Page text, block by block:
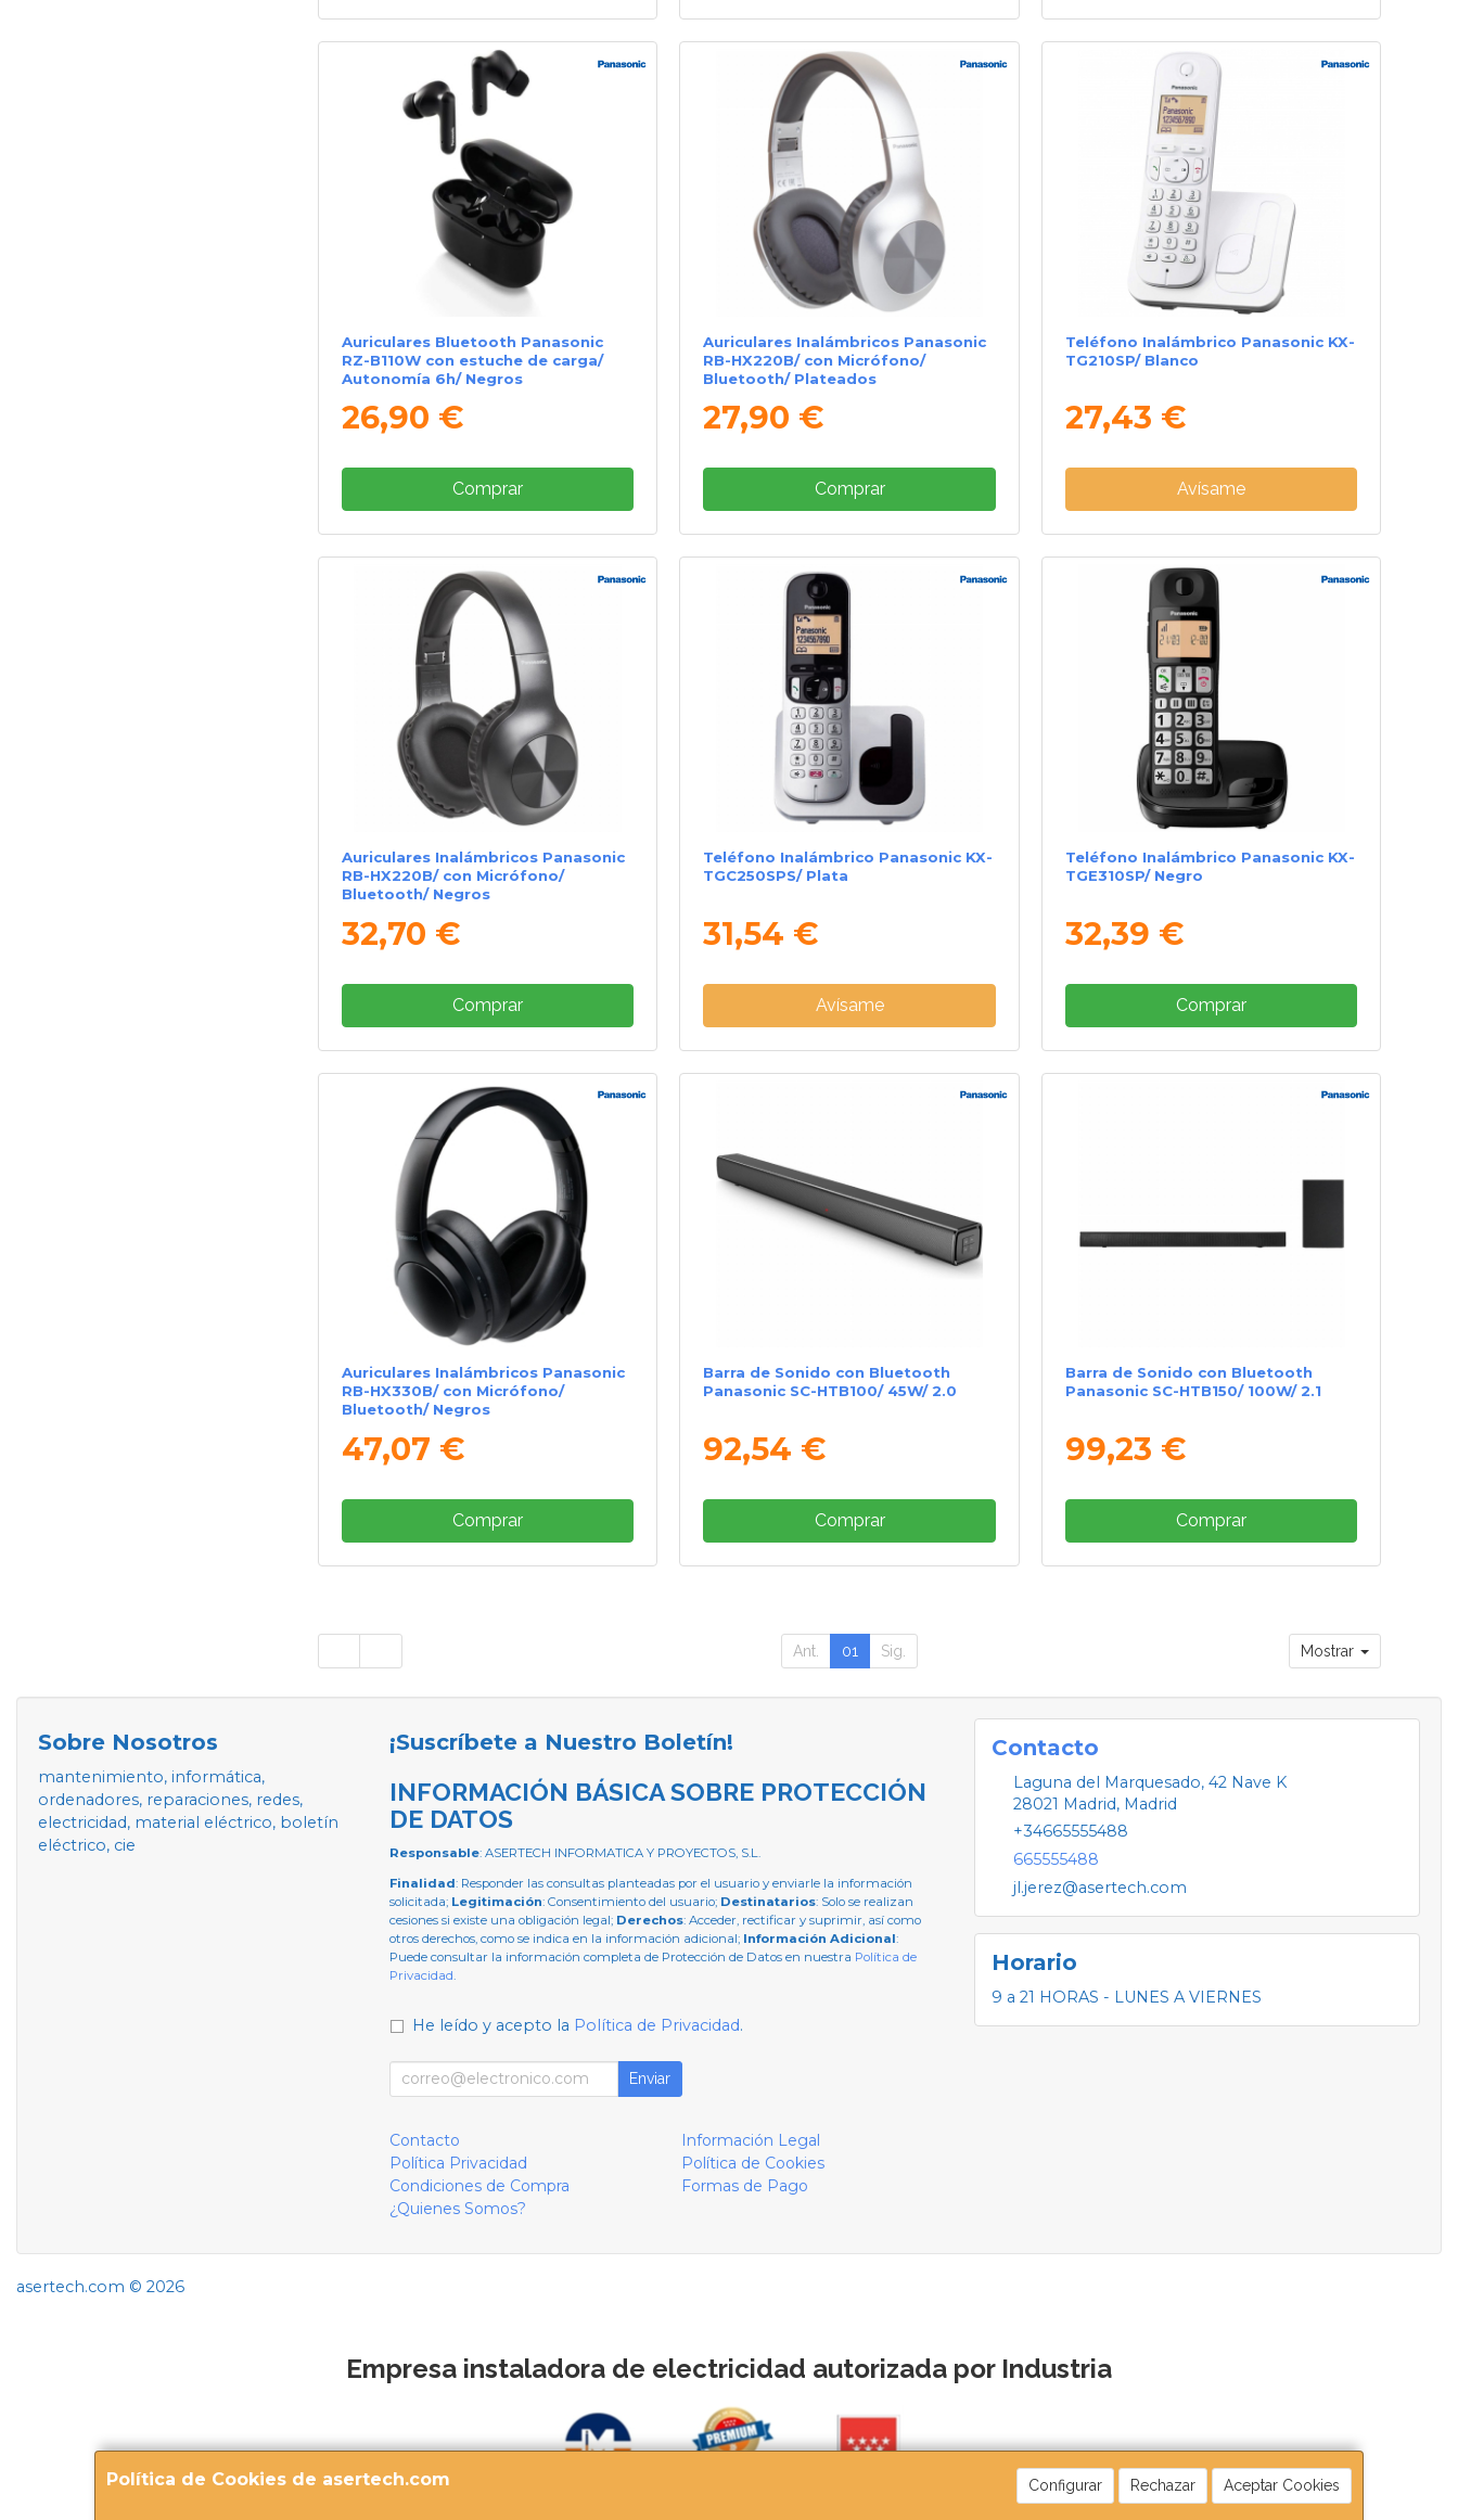
Auriculares Bluetooth Panasonic
RZ-B110W con estuche de carga/
Autonomía 6h/ Negros
26,90 €
Comprar
Auriculares Inalámbricos Panasonic
RB-HX220B/ con Micrófono/
Bluetooth/ Plateados
27,90 €
Comprar
Teléfono Inalámbrico Panasonic KX-
TG210SP/ Blanco
27,43 €
Avísame
Auriculares Inalámbricos Panasonic
RB-HX220B/ con Micrófono/
Bluetooth/ Negros
32,70 €
Comprar
Teléfono Inalámbrico Panasonic KX-
TGC250SPS/ Plata
31,54 €
Avísame
Teléfono Inalámbrico Panasonic KX-
TGE310SP/ Negro
32,39 €
Comprar
Auriculares Inalámbricos Panasonic
RB-HX330B/ con Micrófono/
Bluetooth/ Negros
47,07 €
Comprar
Barra de Sonido con Bluetooth
Panasonic SC-HTB100/ 45W/ 2.0
92,54 €
Comprar
Barra de Sonido con Bluetooth
Panasonic SC-HTB150/ 100W/ 2.1
99,23 €
Comprar
Ant. 01 Sig. Mostrar
Política de Cookies de asertech.com Configurar Rechazar Aceptar Cookies
Sobre Nosotros
mantenimiento, informática,
ordenadores, reparaciones, redes,
electricidad, material eléctrico, boletín
eléctrico, cie
¡Suscríbete a Nuestro Boletín!
INFORMACIÓN BÁSICA SOBRE PROTECCIÓN
DE DATOS
Responsable: ASERTECH INFORMATICA Y PROYECTOS, S.L.
Finalidad: Responder las consultas planteadas por el usuario y enviarle la información
solicitada; Legitimación: Consentimiento del usuario; Destinatarios: Solo se realizan
cesiones si existe una obligación legal; Derechos: Acceder, rectificar y suprimir, así como
otros derechos, como se indica en la información adicional; Información Adicional:
Puede consultar la información completa de Protección de Datos en nuestra Política de
Privacidad
He leído y acepto la Política de Privacidad.
Enviar
Contacto
Información Legal
Política Privacidad
Política de Cookies
Condiciones de Compra
Formas de Pago
¿Quienes Somos?
Contacto
Laguna del Marquesado, 42 Nave K
28021 Madrid, Madrid
+34665555488
665555488
jl.jerez@asertech.com
Horario
9 a 21 HORAS - LUNES A VIERNES
asertech.com © 2026
Empresa instaladora de electricidad autorizada por Industria